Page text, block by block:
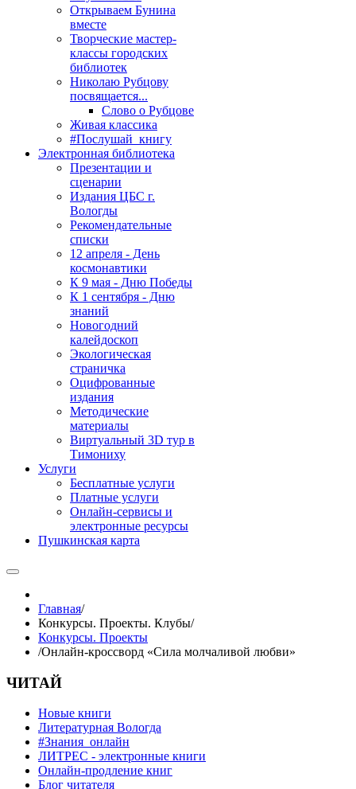
Открываем Бунина
вместе
Творческие мастер-
классы городских
библиотек
Николаю Рубцову
посвящается...
Слово о Рубцове
Живая классика
#Послушай_книгу
Электронная библиотека
Презентации и
сценарии
Издания ЦБС г.
Вологды
Рекомендательные
списки
12 апреля - День
космонавтики
К 9 мая - Дню Победы
К 1 сентября - Дню
знаний
Новогодний
калейдоскоп
Экологическая
страничка
Оцифрованные
издания
Методические
материалы
Виртуальный 3D тур в
Тимониху
Услуги
Бесплатные услуги
Платные услуги
Онлайн-сервисы и
электронные ресурсы
Пушкинская карта
Главная/
Конкурсы. Проекты. Клубы/
Конкурсы. Проекты
/Онлайн-кроссворд «Сила молчаливой любви»
ЧИТАЙ
Новые книги
Литературная Вологда
#Знания_онлайн
ЛИТРЕС - электронные книги
Онлайн-продление книг
Блог читателя